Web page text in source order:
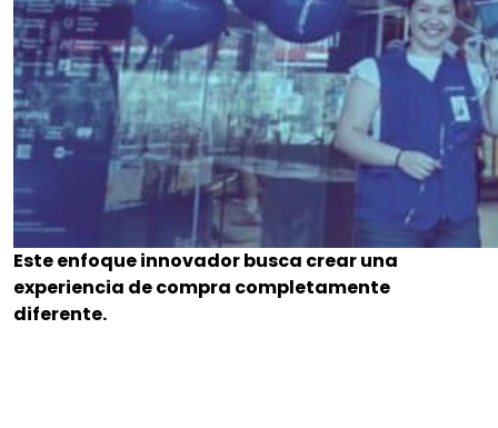
Este enfoque innovador busca crear una
experiencia de compra completamente
diferente.